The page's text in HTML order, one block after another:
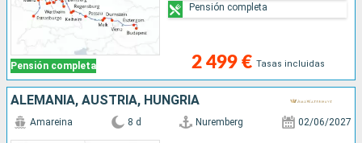
Pensión completa 2 499 € Tasas incluidas
Pensión completa
ALEMANIA, AUSTRIA, HUNGRÍA
Amareina 8 d Nuremberg 02/06/2027